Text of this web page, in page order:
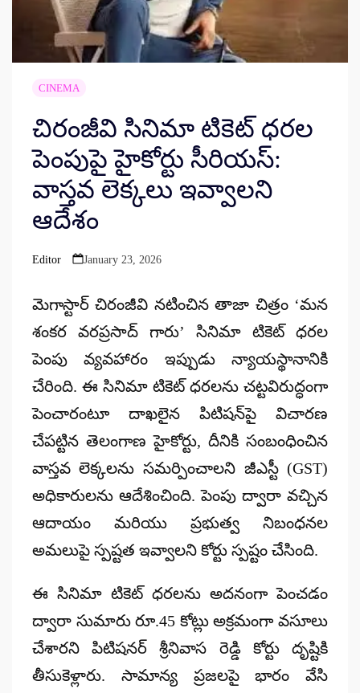
CINEMA
చిరంజీవి సినిమా టికెట్ ధరల
పెంపుపై హైకోర్టు సీరియస్:
వాస్తవ లెక్కలు ఇవ్వాలని
ఆదేశం
Posted
Editor January 23, 2026
మెగాస్టార్ చిరంజీవి నటించిన తాజా చిత్రం ‘మన
శంకర వరప్రసాద్ గారు’ సినిమా టికెట్ ధరల
పెంపు వ్యవహారం ఇప్పుడు న్యాయస్థానానికి
చేరింది. ఈ సినిమా టికెట్ ధరలను చట్టవిరుద్ధంగా
పెంచారంటూ దాఖలైన పిటిషన్‌పై విచారణ
చేపట్టిన తెలంగాణ హైకోర్టు, దీనికి సంబంధించిన
వాస్తవ లెక్కలను సమర్పించాలని జీఎస్టీ (GST)
అధికారులను ఆదేశించింది. పెంపు ద్వారా వచ్చిన
ఆదాయం మరియు ప్రభుత్వ నిబంధనల
అమలుపై స్పష్టత ఇవ్వాలని కోర్టు స్పష్టం చేసింది.
ఈ సినిమా టికెట్ ధరలను అదనంగా పెంచడం
ద్వారా సుమారు రూ.45 కోట్లు అక్రమంగా వసూలు
చేశారని పిటిషనర్ శ్రీనివాస రెడ్డి కోర్టు దృష్టికి
తీసుకెళ్లారు. సామాన్య ప్రజలపై భారం వేసి